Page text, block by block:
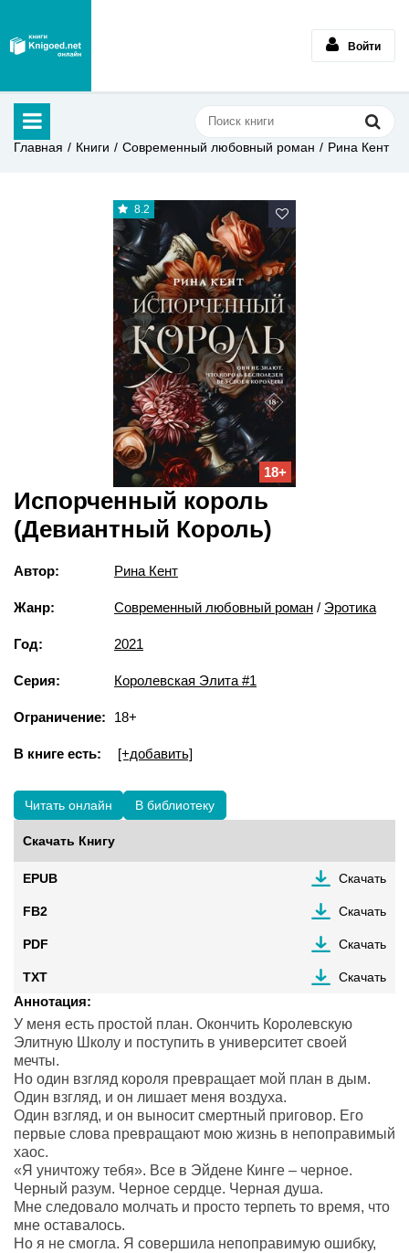
Войти
Главная Книги Современный любовный роман Рина Кент
8.2
18+
Испорченный король
(Девиантный Король)
Автор: Рина Кент
Жанр: Современный любовный роман / Эротика
Год: 2021
Серия: Королевская Элита #1
Ограничение: 18+
В книге есть: [+добавить]
Читать онлайн В библиотеку
Скачать Книгу
EPUB Скачать
FB2 Скачать
PDF Скачать
TXT Скачать
Аннотация:
У меня есть простой план. Окончить Королевскую
Элитную Школу и поступить в университет своей
мечты.
Но один взгляд короля превращает мой план в дым.
Один взгляд, и он лишает меня воздуха.
Один взгляд, и он выносит смертный приговор. Его
первые слова превращают мою жизнь в непоправимый
хаос.
«Я уничтожу тебя». Все в Эйдене Кинге – черное.
Черный разум. Черное сердце. Черная душа.
Мне следовало молчать и просто терпеть то время, что
мне оставалось.
Но я не смогла. Я совершила непоправимую ошибку,